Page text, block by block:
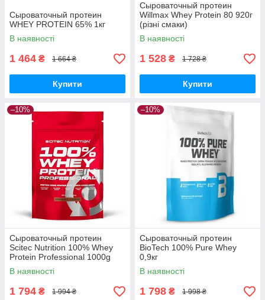
Сыроваточный протеин
WHEY PROTEIN 65% 1кг
В наявності
1 464 ₴ 1 664 ₴
Купити
Сыроваточный протеин
Willmax Whey Protein 80 920г
(різні смаки)
В наявності
1 528 ₴ 1 728 ₴
Купити
–10%
Сыроваточный протеин
Scitec Nutrition 100% Whey
Protein Professional 1000g
В наявності
1 794 ₴ 1 994 ₴
–10%
Cыроваточный протеин
BioTech 100% Pure Whey
0,9кг
В наявності
1 798 ₴ 1 998 ₴